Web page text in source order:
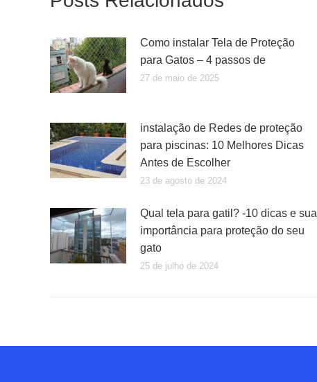
Como instalar Tela de Proteção
para Gatos – 4 passos de
27 de maio de 2025
instalação de Redes de proteção
para piscinas: 10 Melhores Dicas
Antes de Escolher
23 de agosto de 2024
Qual tela para gatil? -10 dicas e sua
importância para proteção do seu
gato
25 de julho de 2024